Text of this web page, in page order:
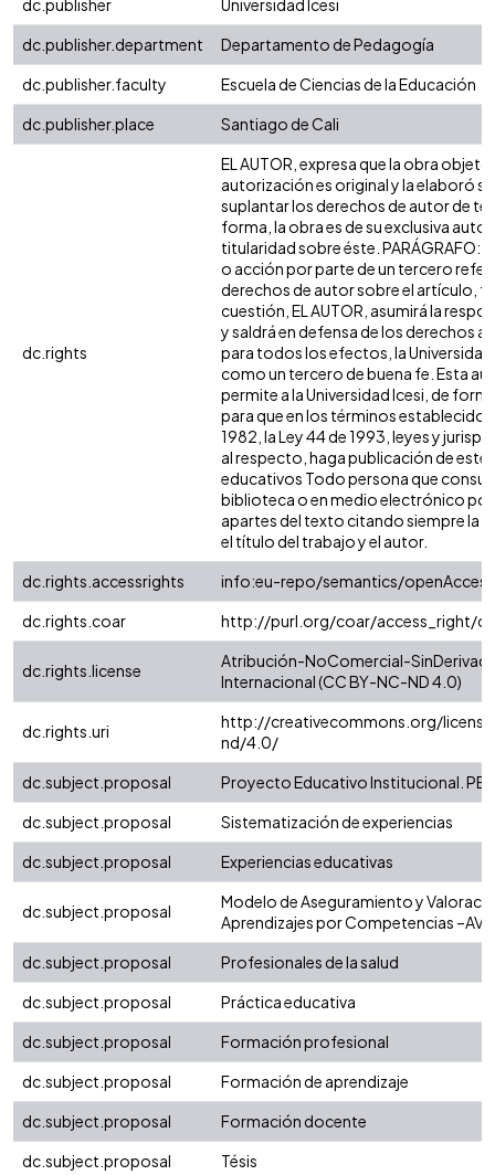
dc.publisher
Universidad Icesi
dc.publisher.department
Departamento de Pedagogía
dc.publisher.faculty
Escuela de Ciencias de la Educación
dc.publisher.place
Santiago de Cali
dc.rights
EL AUTOR, expresa que la obra
autorización es original y la elaboró
suplantar los derechos de autor de
forma, la obra es de su exclusiva
titularidad sobre éste. PARÁGRAFO:
o acción por parte de un tercero
derechos de autor sobre el artículo,
cuestión, EL AUTOR, asumirá la
y saldrá en defensa de los derechos
para todos los efectos, la Universidad
como un tercero de buena fe. Esta
permite a la Universidad Icesi, de
para que en los términos establecidos
1982, la Ley 44 de 1993, leyes y
al respecto, haga publicación de este
educativos Todo persona que
biblioteca o en medio electrónico
apartes del texto citando siempre la
el título del trabajo y el autor.
dc.rights.accessrights
info:eu-repo/semantics/openAccess
dc.rights.coar
http://purl.org/coar/access_right/
dc.rights.license
Atribución-NoComercial-
Internacional (CC BY-NC-ND 4.0)
dc.rights.uri
http://creativecommons.org/
nd/4.0/
dc.subject.proposal
Proyecto Educativo Institucional. PEI
dc.subject.proposal
Sistematización de experiencias
dc.subject.proposal
Experiencias educativas
dc.subject.proposal
Modelo de Aseguramiento y
Aprendizajes por Competencias
dc.subject.proposal
Profesionales de la salud
dc.subject.proposal
Práctica educativa
dc.subject.proposal
Formación profesional
dc.subject.proposal
Formación de aprendizaje
dc.subject.proposal
Formación docente
dc.subject.proposal
Tésis